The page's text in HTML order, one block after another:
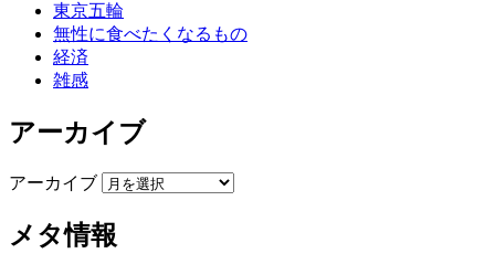
東京五輪
無性に食べたくなるもの
経済
雑感
アーカイブ
アーカイブ
メタ情報